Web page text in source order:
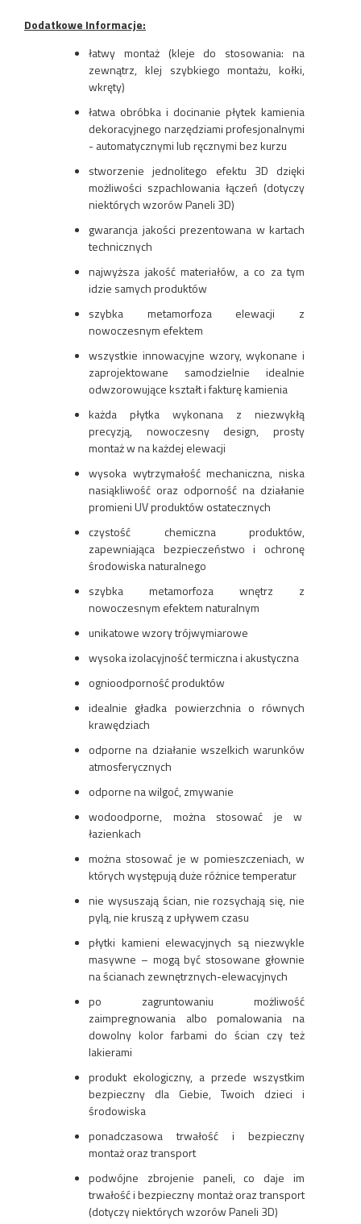
Dodatkowe Informacje:
łatwy montaż (kleje do stosowania: na
zewnątrz, klej szybkiego montażu, kołki,
wkręty)
łatwa obróbka i docinanie płytek kamienia
dekoracyjnego narzędziami profesjonalnymi
- automatycznymi lub ręcznymi bez kurzu
stworzenie jednolitego efektu 3D dzięki
możliwości szpachlowania łączeń (dotyczy
niektórych wzorów Paneli 3D)
gwarancja jakości prezentowana w kartach
technicznych
najwyższa jakość materiałów, a co za tym
idzie samych produktów
szybka metamorfoza elewacji z
nowoczesnym efektem
wszystkie innowacyjne wzory, wykonane i
zaprojektowane samodzielnie idealnie
odwzorowujące kształt i fakturę kamienia
każda płytka wykonana z niezwykłą
precyzją, nowoczesny design, prosty
montaż w na każdej elewacji
wysoka wytrzymałość mechaniczna, niska
nasiąkliwość oraz odporność na działanie
promieni UV produktów ostatecznych
czystość chemiczna produktów,
zapewniająca bezpieczeństwo i ochronę
środowiska naturalnego
szybka metamorfoza wnętrz z
nowoczesnym efektem naturalnym
unikatowe wzory trójwymiarowe
wysoka izolacyjność termiczna i akustyczna
ognioodporność produktów
idealnie gładka powierzchnia o równych
krawędziach
odporne na działanie wszelkich warunków
atmosferycznych
odporne na wilgoć, zmywanie
wodoodporne, można stosować je w
łazienkach
można stosować je w pomieszczeniach, w
których występują duże różnice temperatur
nie wysuszają ścian, nie rozsychają się, nie
pylą, nie kruszą z upływem czasu
płytki kamieni elewacyjnych są niezwykle
masywne – mogą być stosowane głownie
na ścianach zewnętrznych-elewacyjnych
po zagruntowaniu możliwość
zaimpregnowania albo pomalowania na
dowolny kolor farbami do ścian czy też
lakierami
produkt ekologiczny, a przede wszystkim
bezpieczny dla Ciebie, Twoich dzieci i
środowiska
ponadczasowa trwałość i bezpieczny
montaż oraz transport
podwójne zbrojenie paneli, co daje im
trwałość i bezpieczny montaż oraz transport
(dotyczy niektórych wzorów Paneli 3D)